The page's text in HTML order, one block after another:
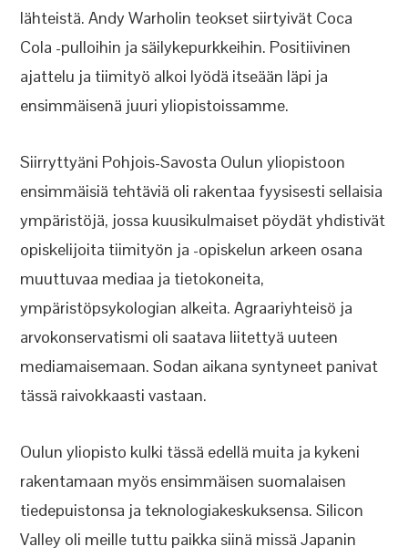
lähteistä. Andy Warholin teokset siirtyivät Coca
Cola -pulloihin ja säilykepurkkeihin. Positiivinen
ajattelu ja tiimityö alkoi lyödä itseään läpi ja
ensimmäisenä juuri yliopistoissamme.
Siirryttyäni Pohjois-Savosta Oulun yliopistoon
ensimmäisiä tehtäviä oli rakentaa fyysisesti sellaisia
ympäristöjä, jossa kuusikulmaiset pöydät yhdistivät
opiskelijoita tiimityön ja -opiskelun arkeen osana
muuttuvaa mediaa ja tietokoneita,
ympäristöpsykologian alkeita. Agraariyhteisö ja
arvokonservatismi oli saatava liitettyä uuteen
mediamaisemaan. Sodan aikana syntyneet panivat
tässä raivokkaasti vastaan.
Oulun yliopisto kulki tässä edellä muita ja kykeni
rakentamaan myös ensimmäisen suomalaisen
tiedepuistonsa ja teknologiakeskuksensa. Silicon
Valley oli meille tuttu paikka siinä missä Japanin